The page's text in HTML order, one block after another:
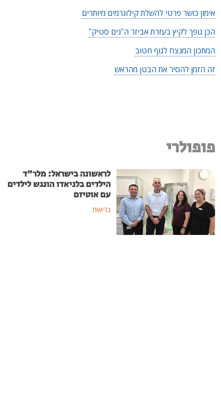
אימון כושר פרטי להשלת קילוגרמים מיותרים
הכן גופך לקיץ בעזרת אביזר ה"גים סטיק"
המתכון המנצח לגוף חטוב
זה הזמן להסיר את הבטן מהראש
פופולרי
לראשונה בישראל: מלר"ד
הילדים בלניאדו הונגש לילדים
עם אוטיזם
בריאות